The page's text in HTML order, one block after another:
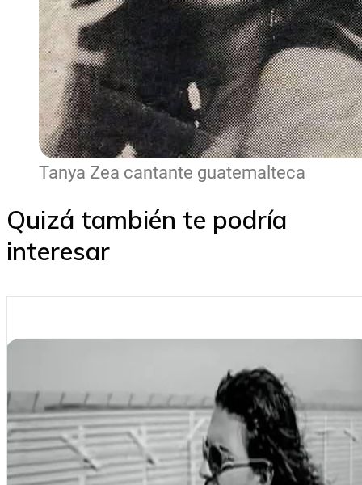
Tanya Zea cantante guatemalteca
Quizá también te podría
interesar